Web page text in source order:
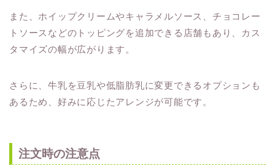
また、ホイップクリームやキャラメルソース、チョコレー
トソースなどのトッピングを追加できる店舗もあり、カス
タマイズの幅が広がります。
さらに、牛乳を豆乳や低脂肪乳に変更できるオプションも
あるため、好みに応じたアレンジが可能です。
注文時の注意点